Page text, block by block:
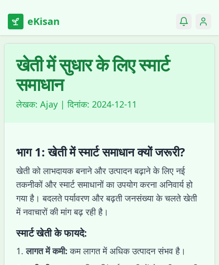
eKisan
खेती में सुधार के लिए स्मार्ट
समाधान
लेखक: Ajay | दिनांक: 2024-12-11
भाग 1: खेती में स्मार्ट समाधान क्यों जरूरी?
खेती को लाभदायक बनाने और उत्पादन बढ़ाने के लिए नई
तकनीकों और स्मार्ट समाधानों का उपयोग करना अनिवार्य हो
गया है। बदलते पर्यावरण और बढ़ती जनसंख्या के चलते खेती
में नवाचारों की मांग बढ़ रही है।
स्मार्ट खेती के फायदे:
लागत में कमी: कम लागत में अधिक उत्पादन संभव है।